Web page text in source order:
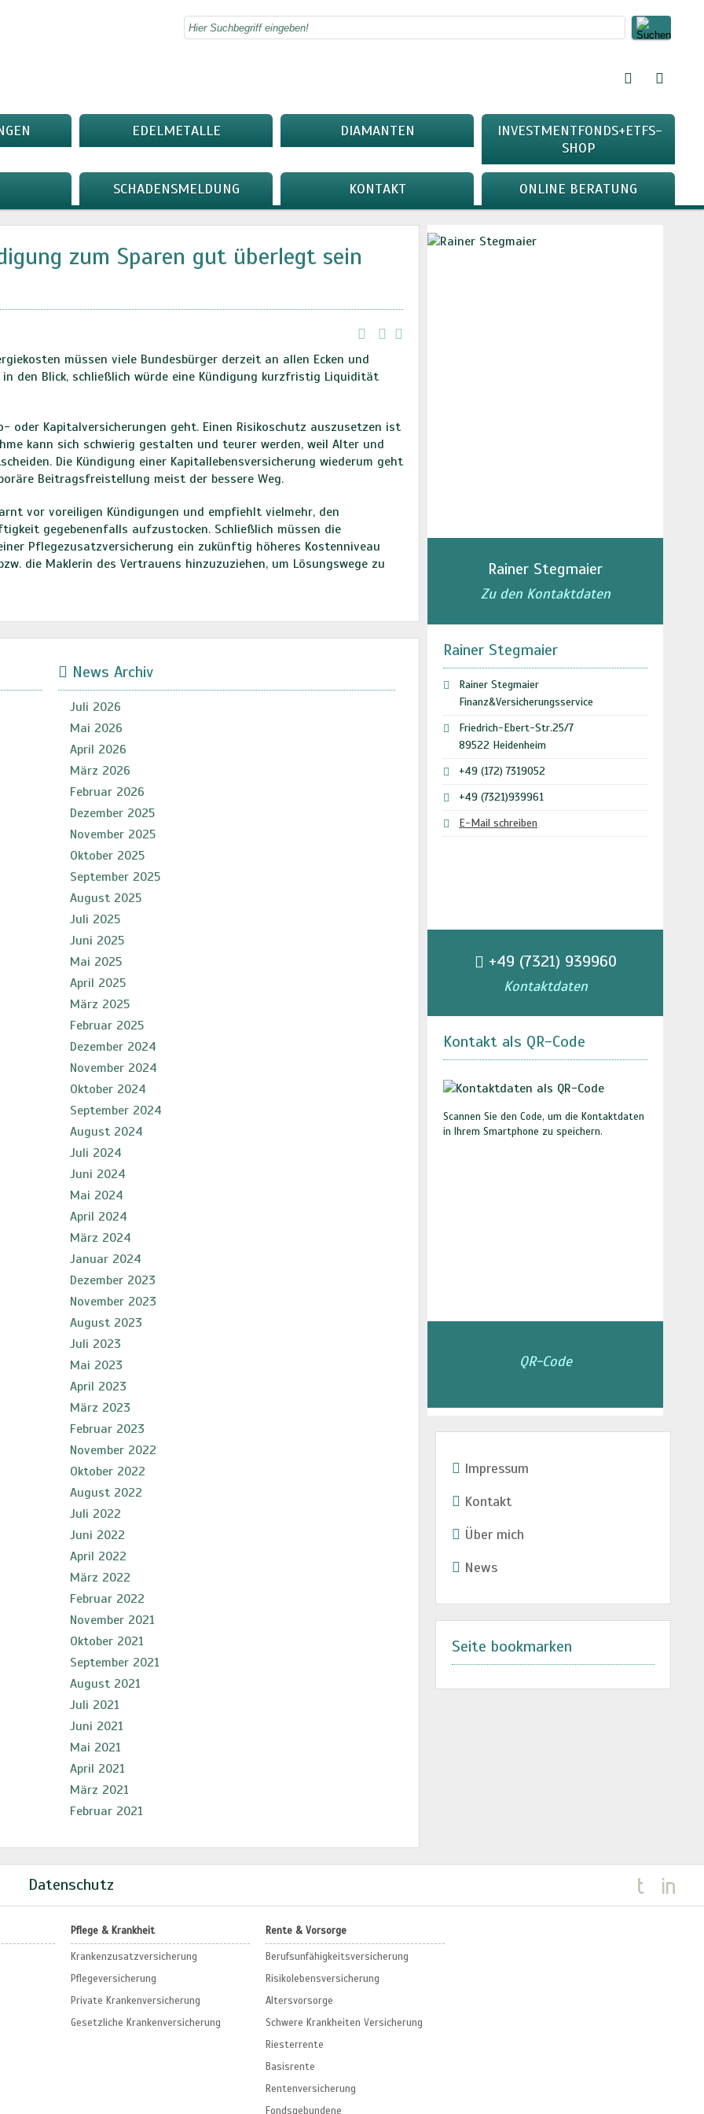
EDELMETALLE DIAMANTEN
INVESTMENTFONDS+ETFS-
SHOP
SCHADENSMELDUNG KONTAKT ONLINE BERATUNG
Rainer Stegmaier
Zu den Kontaktdaten
Rainer Stegmaier
Rainer Stegmaier
Finanz&Versicherungsservice
Friedrich-Ebert-Str.25/7
89522 Heidenheim
+49 (172) 7319052
+49 (7321)939961
E-Mail schreiben
+49 (7321) 939960
Kontaktdaten
Kontakt als QR-Code
Scannen Sie den Code, um die Kontaktdaten
in Ihrem Smartphone zu speichern.
QR-Code
Impressum
Kontakt
Über mich
News
Seite bookmarken
zum Sparen gut überlegt sein
müssen viele Bundesbürger derzeit an allen Ecken und
den Blick, schließlich würde eine Kündigung kurzfristig Liquidität
oder Kapitalversicherungen geht. Einen Risikoschutz auszusetzen ist
kann sich schwierig gestalten und teurer werden, weil Alter und
Die Kündigung einer Kapitallebensversicherung wiederum geht
Beitragsfreistellung meist der bessere Weg.
vor voreiligen Kündigungen und empfiehlt vielmehr, den
gegebenenfalls aufzustocken. Schließlich müssen die
Pflegezusatzversicherung ein zukünftig höheres Kostenniveau
die Maklerin des Vertrauens hinzuzuziehen, um Lösungswege zu
News Archiv
Juli 2026
Mai 2026
April 2026
März 2026
Februar 2026
Dezember 2025
November 2025
Oktober 2025
September 2025
August 2025
Juli 2025
Juni 2025
Mai 2025
April 2025
März 2025
Februar 2025
Dezember 2024
November 2024
Oktober 2024
September 2024
August 2024
Juli 2024
Juni 2024
Mai 2024
April 2024
März 2024
Januar 2024
Dezember 2023
November 2023
August 2023
Juli 2023
Mai 2023
April 2023
März 2023
Februar 2023
November 2022
Oktober 2022
August 2022
Juli 2022
Juni 2022
April 2022
März 2022
Februar 2022
November 2021
Oktober 2021
September 2021
August 2021
Juli 2021
Juni 2021
Mai 2021
April 2021
März 2021
Februar 2021
Datenschutz
Pflege & Krankheit
Krankenzusatzversicherung
Pflegeversicherung
Private Krankenversicherung
Gesetzliche Krankenversicherung
Rente & Vorsorge
Berufs­unfähigkeitsversicherung
Risikolebensversicherung
Altersvorsorge
Schwere Krankheiten Versicherung
Riesterrente
Basisrente
Rentenversicherung
Fondsgebundene